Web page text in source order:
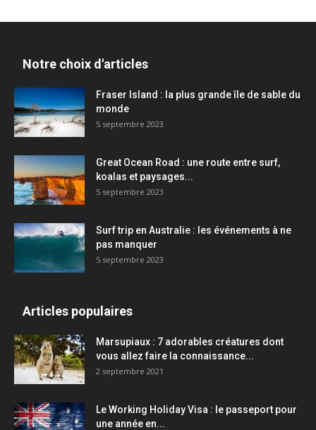
Notre choix d'articles
Fraser Island : la plus grande île de sable du
monde
5 septembre 2023
Great Ocean Road : une route entre surf,
koalas et paysages...
5 septembre 2023
Surf trip en Australie : les événements à ne
pas manquer
5 septembre 2023
Articles populaires
Marsupiaux : 7 adorables créatures dont
vous allez faire la connaissance...
2 septembre 2021
Le Working Holiday Visa : le passeport pour
une année en...